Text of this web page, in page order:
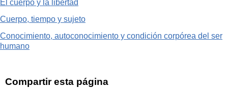
El cuerpo y la libertad
Cuerpo, tiempo y sujeto
Conocimiento, autoconocimiento y condición corpórea del ser
humano
Compartir esta página